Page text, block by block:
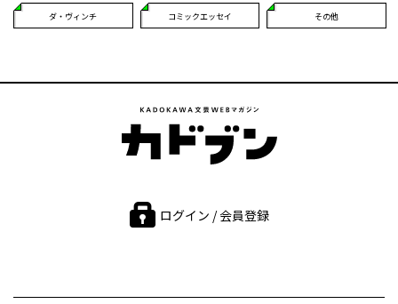
ダ・ヴィンチ コミックエッセイ その他
ログイン / 会員登録